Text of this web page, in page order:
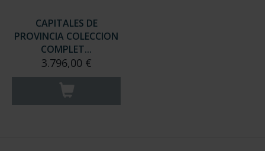
CAPITALES DE
PROVINCIA COLECCION
COMPLET...
3.796,00 €